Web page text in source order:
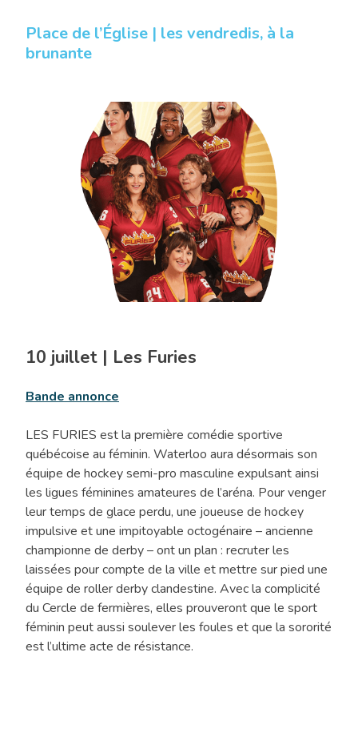
Place de l’Église | les vendredis, à la
brunante
10 juillet | Les Furies
Bande annonce
LES FURIES est la première comédie sportive
québécoise au féminin. Waterloo aura désormais son
équipe de hockey semi-pro masculine expulsant ainsi
les ligues féminines amateures de l’aréna. Pour venger
leur temps de glace perdu, une joueuse de hockey
impulsive et une impitoyable octogénaire – ancienne
championne de derby – ont un plan : recruter les
laissées pour compte de la ville et mettre sur pied une
équipe de roller derby clandestine. Avec la complicité
du Cercle de fermières, elles prouveront que le sport
féminin peut aussi soulever les foules et que la sororité
est l’ultime acte de résistance.